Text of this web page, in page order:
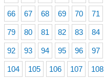
66 67 68 69 70 71
79 80 81 82 83 84
92 93 94 95 96 97
104 105 106 107 108